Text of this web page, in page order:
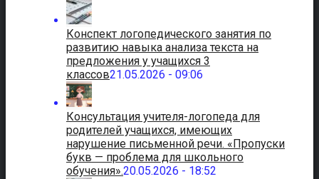
Конспект логопедического занятия по
развитию навыка анализа текста на
предложения у учащихся 3
классов21.05.2026 - 09:06
Консультация учителя-логопеда для
родителей учащихся, имеющих
нарушение письменной речи. «Пропуски
букв — проблема для школьного
обучения».20.05.2026 - 18:52